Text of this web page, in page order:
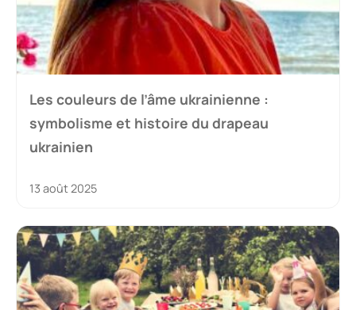
Les couleurs de l’âme ukrainienne :
symbolisme et histoire du drapeau
ukrainien
13 août 2025